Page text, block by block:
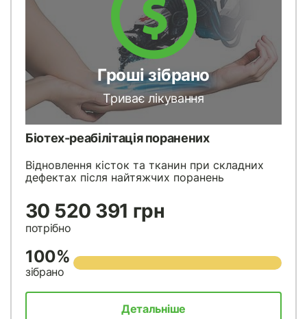
Гроші зібрано
Триває лікування
Біотех-реабілітація поранених
Відновлення кісток та тканин при складних
дефектах після найтяжчих поранень
30 520 391 грн
потрібно
100%
зібрано
Детальніше